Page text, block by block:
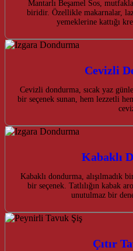
Mantarlı Beşamel Sos,
biridir. Özellikle makarnalar,
yemeklerine kattığı
Cevizli
Cevizli dondurma, sıcak yaz
bir seçenek sunan, hem lezzetli
Kabaklı
Kabaklı dondurma, alışılmadık
bir seçenek. Tatlılığın kabak
unutulmaz bir
Çıtır